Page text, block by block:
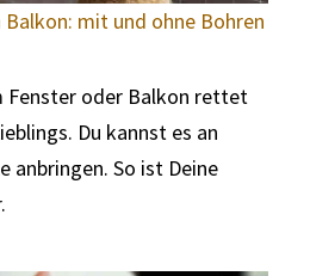
mit und ohne Bohren
Fenster oder Balkon rettet
Du kannst es an
anbringen. So ist Deine